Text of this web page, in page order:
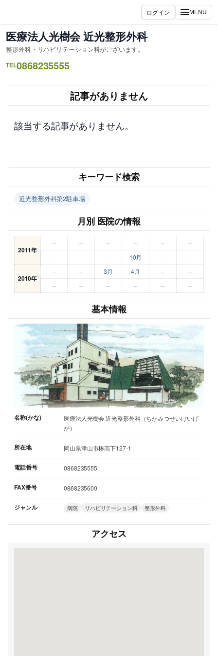
を
ス
キ
ッ
ログイン MENU
医療法人光樹会 近光整形外科
整形外科・リハビリテーション科がございます。
TEL0868235555
記事がありません
該当する記事がありません。
キーワード検索
近光整形外科第2駐車場
月別 医院の情報
2011年
– – – – –
–
–
– – 10月 – –
2010年
– – 3月 4月 –
–
–
– – – – –
基本情報
名称(かな)
医療法人光樹会 近光整形外科（ちかみつせいけいげ
か）
所在地 岡山県津山市椿高下127-1
電話番号 0868235555
FAX番号 0868235600
ジャンル 病院 リハビリテーション科 整形外科
アクセス